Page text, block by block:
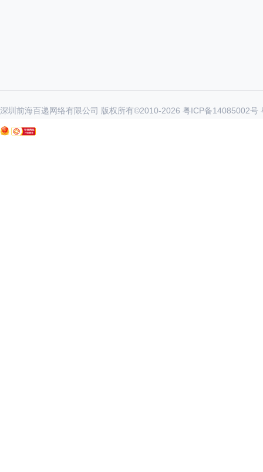
深圳前海百递网络有限公司 版权所有©2010-2026 粤ICP备14085002号